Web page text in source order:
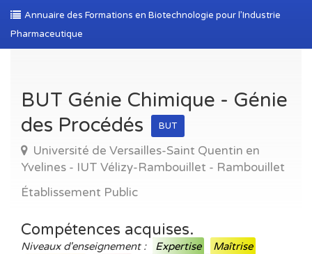
Annuaire des Formations en Biotechnologie pour l’Industrie
Pharmaceutique
BUT Génie Chimique - Génie
des Procédés
BUT
Université de Versailles-Saint Quentin en
Yvelines - IUT Vélizy-Rambouillet - Rambouillet
Établissement Public
Compétences acquises.
Niveaux d'enseignement : Expertise
Maîtrise